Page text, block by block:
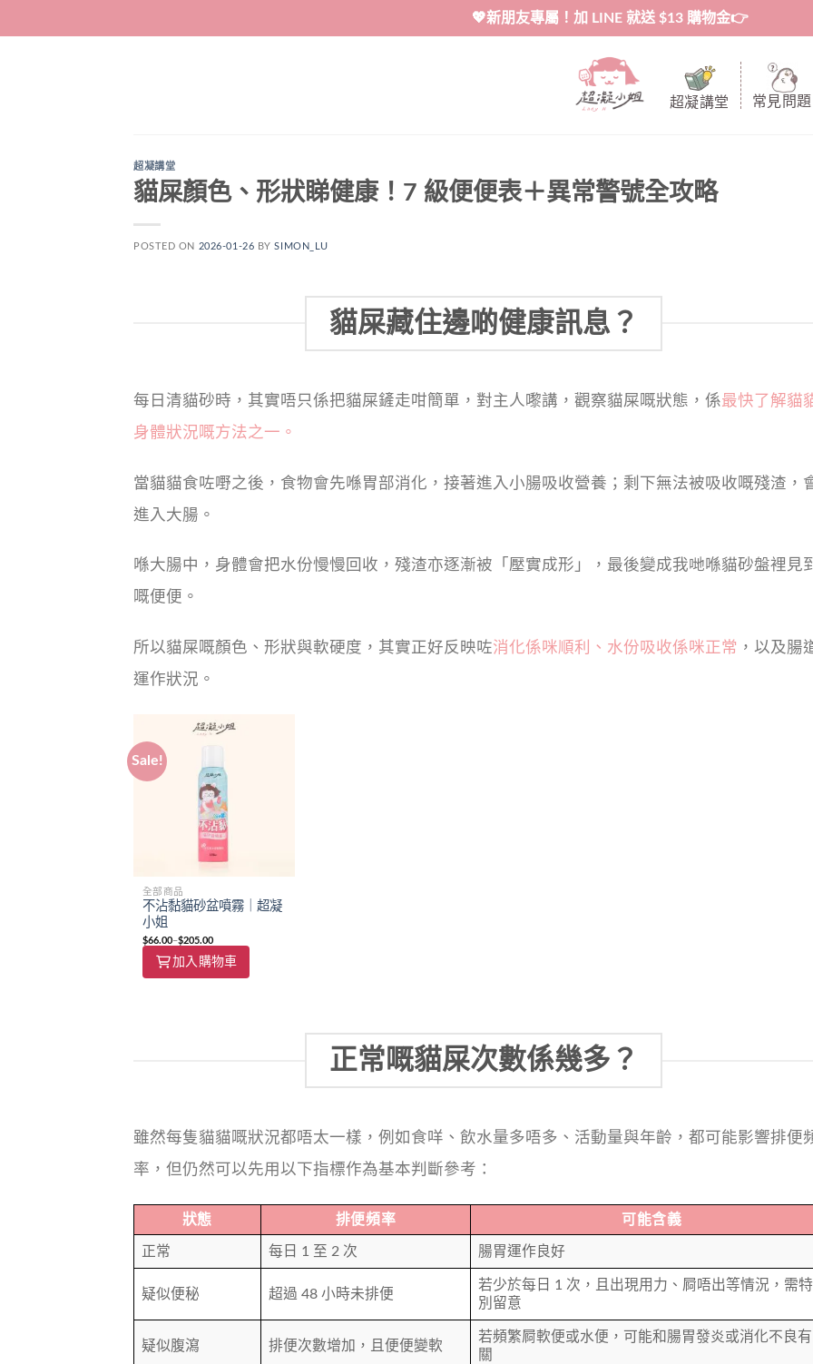
💖新朋友專屬！加 LINE 就送 $13 購物金👉
超凝講堂 常見問題
超凝講堂
貓屎顏色、形狀睇健康！7 級便便表＋異常警號全攻略
POSTED ON 2026-01-26 BYSIMON_LU
貓屎藏住邊啲健康訊息？
每日清貓砂時，其實唔只係把貓屎鏟走咁簡單，對主人嚟講，觀察貓屎嘅狀態，係最快了解貓
身體狀況嘅方法之一。
當貓貓食咗嘢之後，食物會先喺胃部消化，接著進入小腸吸收營養；剩下無法被吸收嘅殘渣，
進入大腸。
喺大腸中，身體會把水份慢慢回收，殘渣亦逐漸被「壓實成形」，最後變成我哋喺貓砂盤裡見
嘅便便。
所以貓屎嘅顏色、形狀與軟硬度，其實正好反映咗消化係咪順利、水份吸收係咪正常 ，以及腸
運作狀況。
Sale!
全部商品
不沾黏貓砂盆噴霧｜超凝
小姐
$66.00–$205.00
加入購物車
正常嘅貓屎次數係幾多？
雖然每隻貓貓嘅狀況都唔太一樣，例如食咩、飲水量多唔多、活動量與年齡，都可能影響排便
率，但仍然可以先用以下指標作為基本判斷參考：
狀態 排便頻率 可能含義
正常 每日 1 至 2 次 腸胃運作良好
疑似便秘 超過 48 小時未排便
若少於每日 1 次，且出現用力、屙唔出等情況，需特
別留意
疑似腹瀉 排便次數增加，且便便變軟
若頻繁屙軟便或水便，可能和腸胃發炎或消化不良有
關